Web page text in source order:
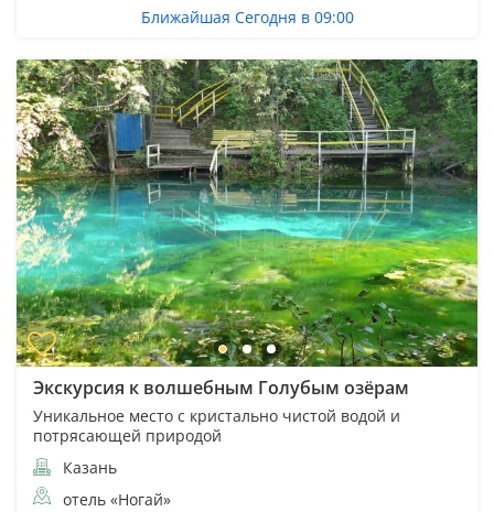
Ближайшая Сегодня в 09:00
Экскурсия к волшебным Голубым озёрам
Уникальное место с кристально чистой водой и
потрясающей природой
Казань
отель «Ногай»